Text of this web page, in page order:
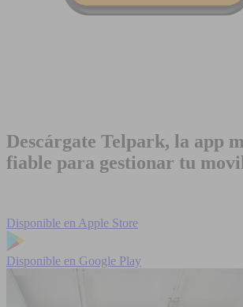
Descárgate Telpark, la app
fiable para gestionar tu
Disponible en Apple Store
Disponible en Google Play